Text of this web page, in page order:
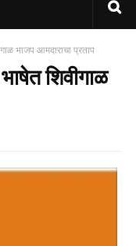
भाजप आमदाराचा प्रताप
शिवीगाळ